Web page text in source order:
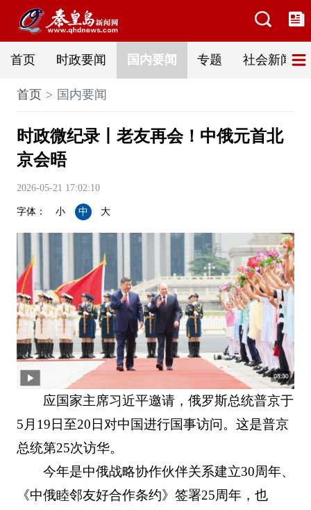
首页 时政要闻 国内要闻 专题 社会新闻
首页 国内要闻
时政微纪录丨老友再会！中俄元首北
京会晤
2026-05-21 17:02:10
字体： 小 中 大
应国家主席习近平邀请，俄罗斯总统普京于
5月19日至20日对中国进行国事访问。这是普京
总统第25次访华。
今年是中俄战略协作伙伴关系建立30周年、
《中俄睦邻友好合作条约》签署25周年，也